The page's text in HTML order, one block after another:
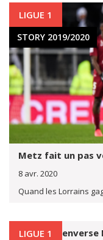
LIGUE 1
STORY 2019/2020
Metz fait un pas
8 avr. 2020
Quand les Lorrains
LIGUE 1
Dolberg renverse